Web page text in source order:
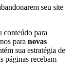
seu site
conteúdo para
para novas
sua estratégia de
páginas recebam